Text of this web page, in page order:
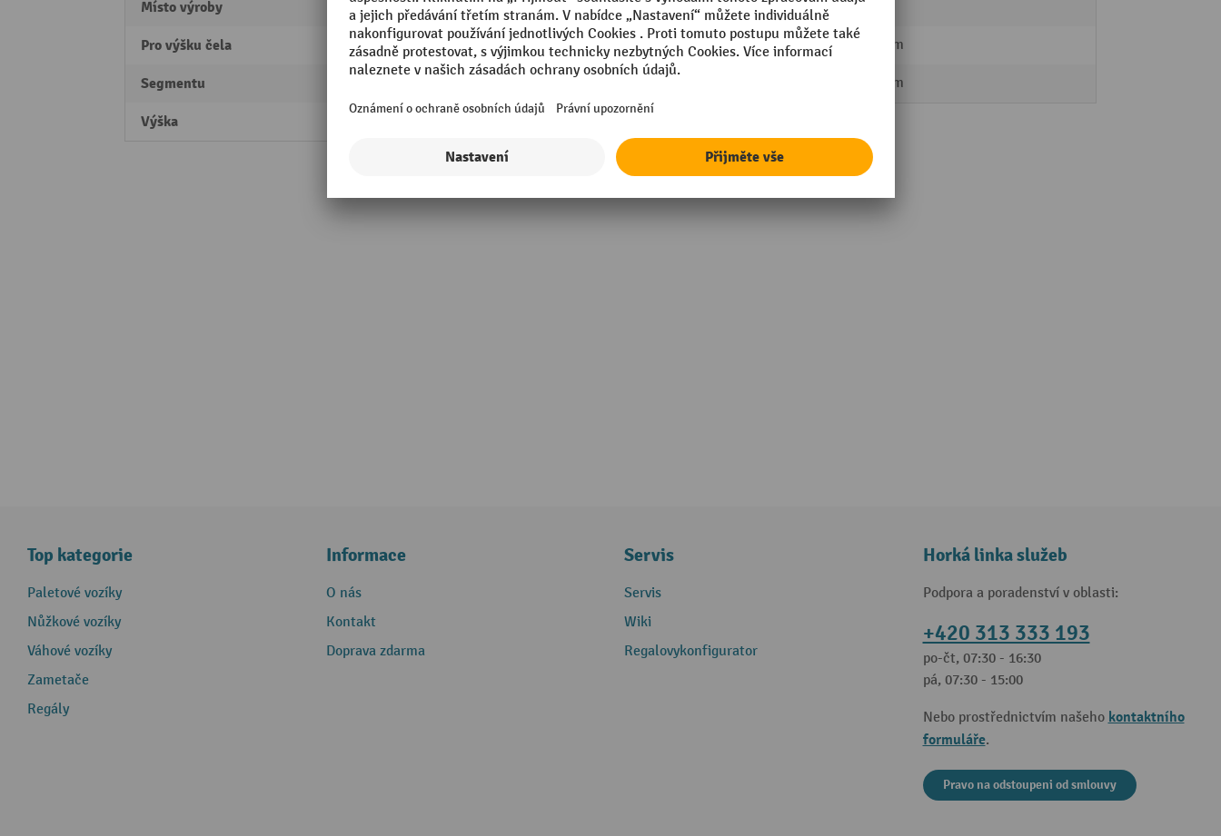
Místo výroby Swiss Made
Pro výšku čela 75 mm
Segmentu
Výška
Značka LISTA
Šuplíky, hloubka 459 mm
612 mm
Top kategorie
Paletové vozíky
Nůžkové vozíky
Váhové vozíky
Zametače
Regály
Informace
O nás
Kontakt
Doprava zdarma
Servis
Servis
Wiki
Regalovykonfigurator
Horká linka služeb
Podpora a poradenství v oblasti:
+420 313 333 193
po-čt, 07:30 - 16:30
pá, 07:30 - 15:00
Nebo prostřednictvím našeho kontaktního
formuláře.
Pravo na odstoupeni od smlouvy